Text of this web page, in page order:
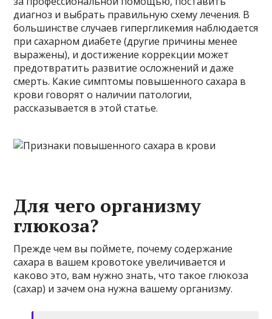
диагноз и выбрать правильную схему лечения. В
большинстве случаев гипергликемия наблюдается
при сахарном диабете (другие причины менее
выражены), и достижение коррекции может
предотвратить развитие осложнений и даже
смерть. Какие симптомы повышенного сахара в
крови говорят о наличии патологии,
рассказывается в этой статье.
Для чего организму
глюкоза?
Прежде чем вы поймете, почему содержание
сахара в вашем кровотоке увеличивается и
каково это, вам нужно знать, что такое глюкоза
(сахар) и зачем она нужна вашему организму.